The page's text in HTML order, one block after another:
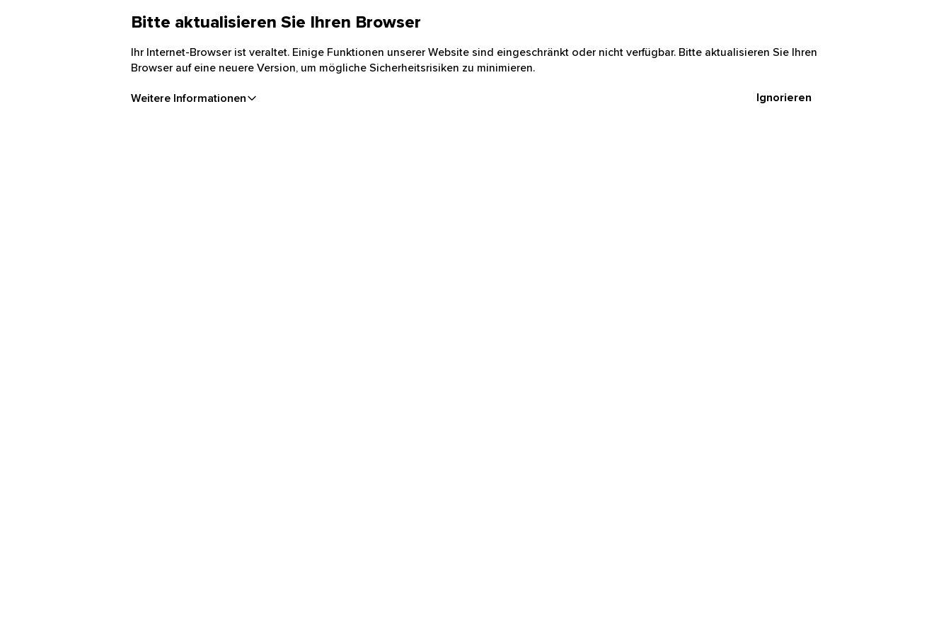
Bitte aktualisieren Sie Ihren Browser
Ihr Internet-Browser ist veraltet. Einige Funktionen unserer Website sind eingeschränkt oder nicht verfügbar. Bitte aktualisieren Sie Ihren
Browser auf eine neuere Version, um mögliche Sicherheitsrisiken zu minimieren.
Weitere Informationen Ignorieren